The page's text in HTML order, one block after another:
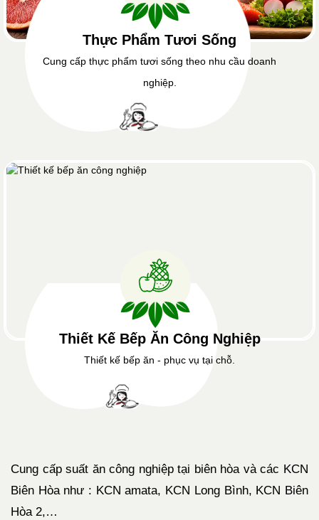
Thực Phẩm Tươi Sống
Cung cấp thực phẩm tươi sống theo nhu cầu doanh
nghiệp.
Thiết Kế Bếp Ăn Công Nghiệp
Thiết kế bếp ăn - phục vụ tại chỗ.
Cung cấp suất ăn công nghiệp tại biên hòa và các KCN
Biên Hòa như : KCN amata, KCN Long Bình, KCN Biên
Hòa 2,…